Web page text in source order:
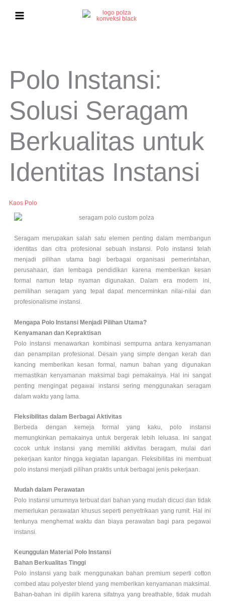
Polo Instansi:
Solusi Seragam
Berkualitas untuk
Identitas Instansi
Kaos Polo
Seragam merupakan salah satu elemen penting dalam membangun
identitas dan citra profesional sebuah instansi. Polo instansi telah
menjadi pilihan utama bagi berbagai organisasi pemerintahan,
perusahaan, dan lembaga pendidikan karena memberikan kesan
formal namun tetap nyaman digunakan. Dalam era modern ini,
pemilihan seragam yang tepat dapat mencerminkan nilai-nilai dan
profesionalisme instansi.
Mengapa Polo Instansi Menjadi Pilihan Utama?
Kenyamanan dan Kepraktisan
Polo instansi menawarkan kombinasi sempurna antara kenyamanan
dan penampilan profesional. Desain yang simple dengan kerah dan
kancing memberikan kesan formal, namun bahan yang digunakan
memastikan kenyamanan maksimal bagi pemakainya. Hal ini sangat
penting mengingat pegawai instansi sering menggunakan seragam
dalam waktu yang lama.
Fleksibilitas dalam Berbagai Aktivitas
Berbeda dengan kemeja formal yang kaku, polo instansi
memungkinkan pemakainya untuk bergerak lebih leluasa. Ini sangat
cocok untuk instansi yang memiliki aktivitas beragam, mulai dari
pekerjaan kantor hingga kegiatan lapangan. Fleksibilitas ini membuat
polo instansi menjadi pilihan praktis untuk berbagai jenis pekerjaan.
Mudah dalam Perawatan
Polo instansi umumnya terbuat dari bahan yang mudah dicuci dan tidak
memerlukan perawatan khusus seperti penyetrikaan yang rumit. Hal ini
tentunya menghemat waktu dan biaya perawatan bagi para pegawai
instansi.
Keunggulan Material Polo Instansi
Bahan Berkualitas Tinggi
Polo instansi yang baik menggunakan bahan premium seperti cotton
combed atau polyester blend yang memberikan kenyamanan maksimal.
Bahan-bahan ini dipilih karena sifatnya yang breathable, tidak mudah